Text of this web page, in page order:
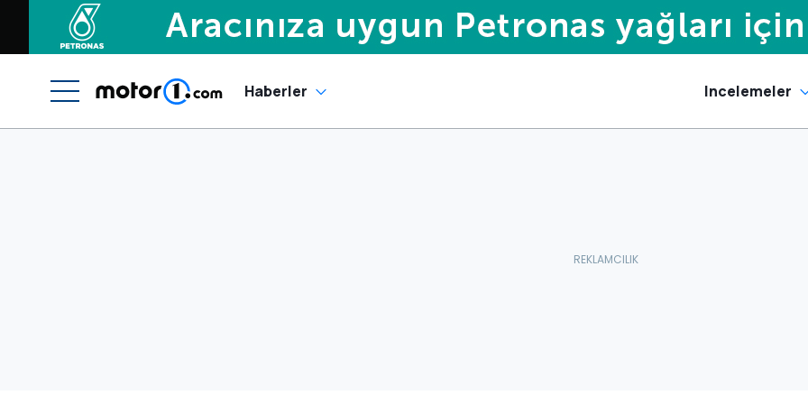
Haberler Incelemeler